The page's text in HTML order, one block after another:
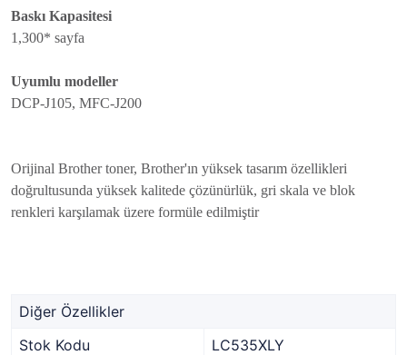
Baskı Kapasitesi
1,300* sayfa
Uyumlu modeller
DCP-J105, MFC-J200
Orijinal Brother toner, Brother'ın yüksek tasarım özellikleri
doğrultusunda yüksek kalitede çözünürlük, gri skala ve blok
renkleri karşılamak üzere formüle edilmiştir
Diğer Özellikler
Stok Kodu
LC535XLY